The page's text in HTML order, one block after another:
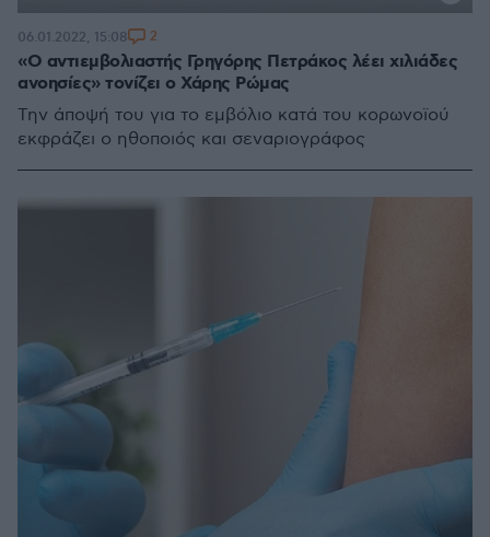
«Ο αντιεμβολιαστής Γρηγόρης Πετράκος λέει χιλιάδες
ανοησίες» τονίζει ο Χάρης Ρώμας
Την άποψή του για το εμβόλιο κατά του κορωνοϊού
εκφράζει ο ηθοποιός και σεναριογράφος
06.01.2022, 15:08 2